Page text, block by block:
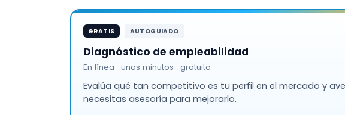
GRATIS AUTOGUIADO
Diagnóstico de empleabilidad
En línea · unos minutos · gratuito
Evalúa qué tan competitivo es tu perfil en el mercado y
necesitas asesoría para mejorarlo.